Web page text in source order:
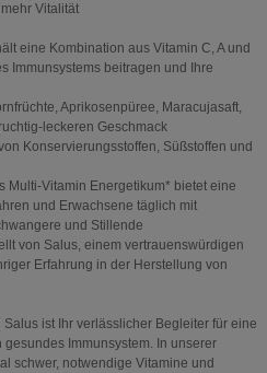
Vitalität
eine Kombination aus Vitamin C, A und
Immunsystems beitragen und Ihre
Aprikosenpüree, Maracujasaft,
leckeren Geschmack
Konservierungsstoffen, Süßstoffen und
Multi-Vitamin Energetikum* bietet eine
und Erwachsene täglich mit
und Stillende
von Salus, einem vertrauenswürdigen
Erfahrung in der Herstellung von
ist Ihr verlässlicher Begleiter für eine
Immunsystem. In unserer
schwer, notwendige Vitamine und